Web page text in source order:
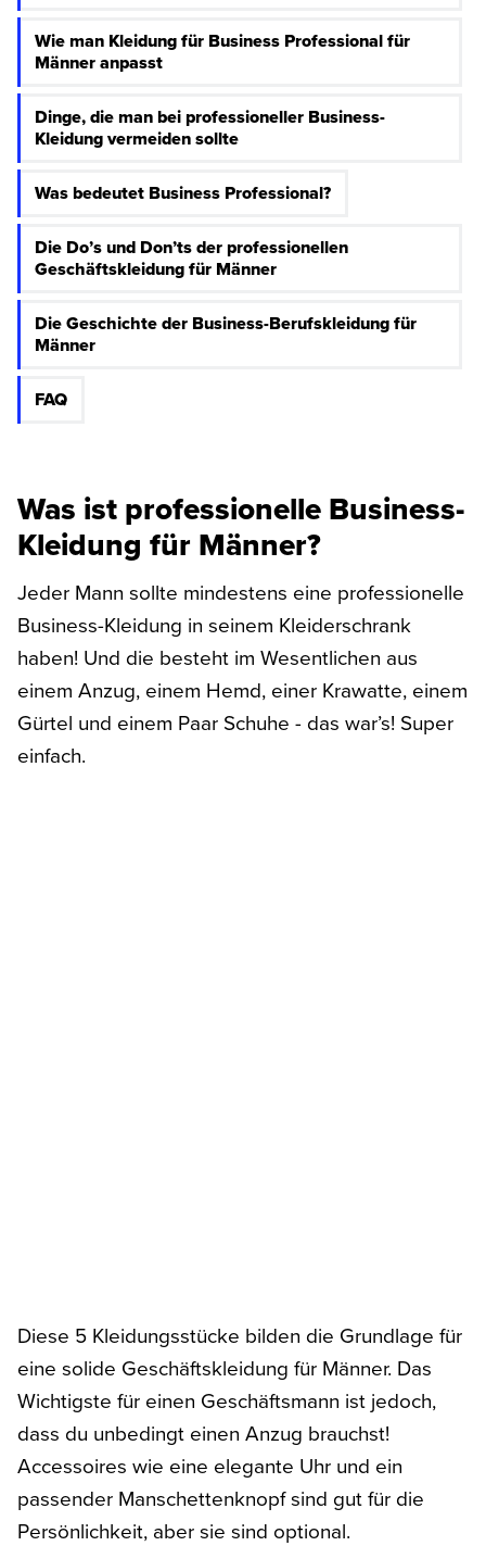
Wie man Kleidung für Business Professional für
Männer anpasst
Dinge, die man bei professioneller Business-
Kleidung vermeiden sollte
Was bedeutet Business Professional?
Die Do’s und Don’ts der professionellen
Geschäftskleidung für Männer
Die Geschichte der Business-Berufskleidung für
Männer
FAQ
Was ist professionelle Business-
Kleidung für Männer?
Jeder Mann sollte mindestens eine professionelle
Business-Kleidung in seinem Kleiderschrank
haben! Und die besteht im Wesentlichen aus
einem Anzug, einem Hemd, einer Krawatte, einem
Gürtel und einem Paar Schuhe - das war’s! Super
einfach.
Diese 5 Kleidungsstücke bilden die Grundlage für
eine solide Geschäftskleidung für Männer. Das
Wichtigste für einen Geschäftsmann ist jedoch,
dass du unbedingt einen Anzug brauchst!
Accessoires wie eine elegante Uhr und ein
passender Manschettenknopf sind gut für die
Persönlichkeit, aber sie sind optional.